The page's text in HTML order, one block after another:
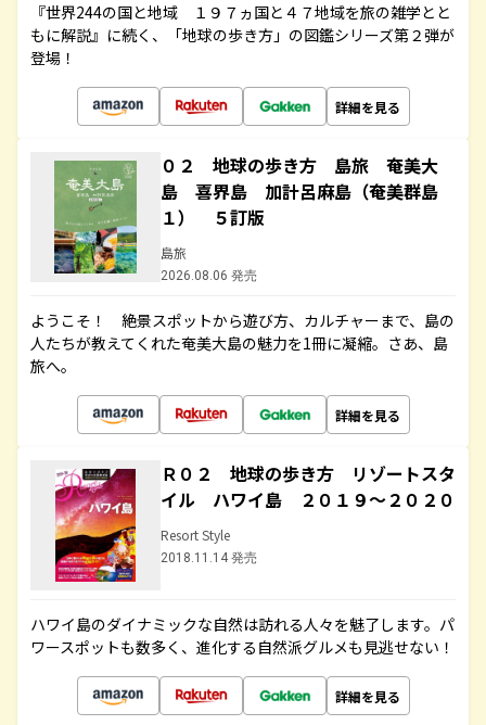
『世界244の国と地域 １９７ヵ国と４７地域を旅の雑学とと
もに解説』に続く、「地球の歩き方」の図鑑シリーズ第２弾が
登場！
詳細を見る
０２ 地球の歩き方 島旅 奄美大
島 喜界島 加計呂麻島（奄美群島
１） ５訂版
島旅
2026.08.06 発売
ようこそ！ 絶景スポットから遊び方、カルチャーまで、島の
人たちが教えてくれた奄美大島の魅力を1冊に凝縮。さあ、島
旅へ。
詳細を見る
Ｒ０２ 地球の歩き方 リゾートスタ
イル ハワイ島 ２０１９～２０２０
Resort Style
2018.11.14 発売
ハワイ島のダイナミックな自然は訪れる人々を魅了します。パ
ワースポットも数多く、進化する自然派グルメも見逃せない！
詳細を見る